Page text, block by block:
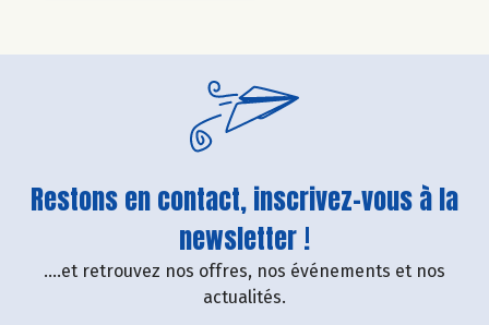
Restons en contact, inscrivez-vous à la
newsletter !
....et retrouvez nos offres, nos événements et nos
actualités.